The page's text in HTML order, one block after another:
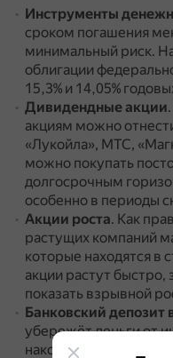
Инструменты
сроком погашения
минимальный риск.
облигации
15,3% и 14,05%
Дивидендные акции.
акциям можно
«Лукойла», МТС,
можно покупать
долгосрочным
особенно в периоды
Акции роста. Как
растущих компаний
которые находятся в
акции растут быстро,
показать взрывной
Банковский депозит
убережёт деньги от
накопить на крупные